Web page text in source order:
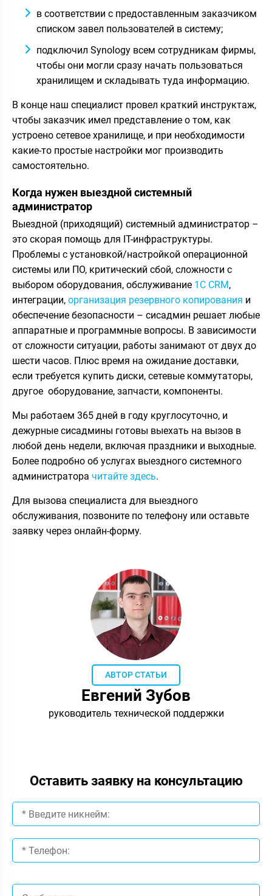
в соответствии с предоставленным заказчиком
списком завел пользователей в систему;
подключил Synology всем сотрудникам фирмы,
чтобы они могли сразу начать пользоваться
хранилищем и складывать туда информацию.
В конце наш специалист провел краткий инструктаж,
чтобы заказчик имел представление о том, как
устроено сетевое хранилище, и при необходимости
какие-то простые настройки мог производить
самостоятельно.
Когда нужен выездной системный
администратор
Выездной (приходящий) системный администратор –
это скорая помощь для IT-инфраструктуры.
Проблемы с установкой/настройкой операционной
системы или ПО, критический сбой, сложности с
выбором оборудования, обслуживание 1С CRM,
интеграции, организация резервного копирования и
обеспечение безопасности – сисадмин решает любые
аппаратные и программные вопросы. В зависимости
от сложности ситуации, работы занимают от двух до
шести часов. Плюс время на ожидание доставки,
если требуется купить диски, сетевые коммутаторы,
другое оборудование, запчасти, компоненты.
Мы работаем 365 дней в году круглосуточно, и
дежурные сисадмины готовы выехать на вызов в
любой день недели, включая праздники и выходные.
Более подробно об услугах выездного системного
администратора читайте здесь.
Для вызова специалиста для выездного
обслуживания, позвоните по телефону или оставьте
заявку через онлайн-форму.
АВТОР СТАТЬИ
Евгений Зубов
руководитель технической поддержки
Оставить заявку на консультацию